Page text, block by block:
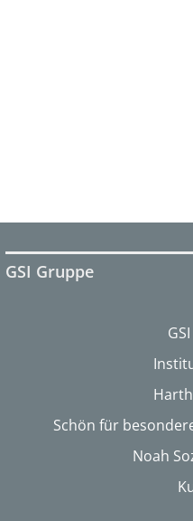
GSI Gruppe
Schön für
Noah